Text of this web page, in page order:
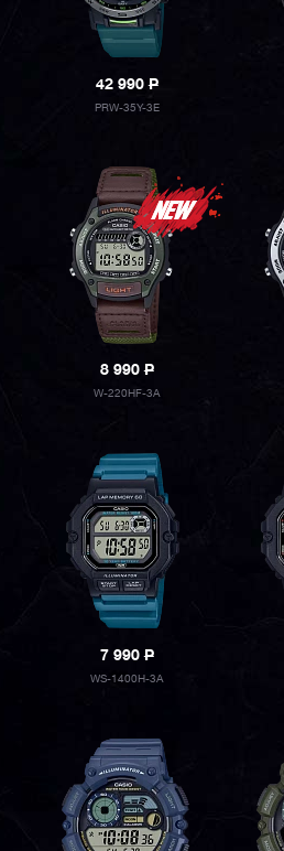
42 990P
PRW-35Y-3E
8 990P
W-220HF-3A
7 990P
WS-1400H-3A